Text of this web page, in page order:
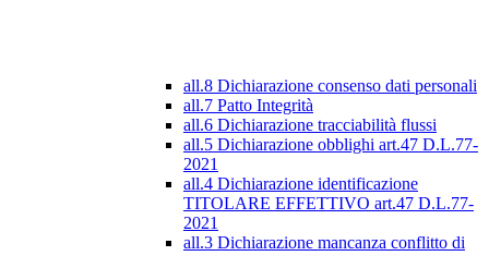
all.8 Dichiarazione consenso dati personali
all.7 Patto Integrità
all.6 Dichiarazione tracciabilità flussi
all.5 Dichiarazione obblighi art.47 D.L.77-
2021
all.4 Dichiarazione identificazione
TITOLARE EFFETTIVO art.47 D.L.77-
2021
all.3 Dichiarazione mancanza conflitto di